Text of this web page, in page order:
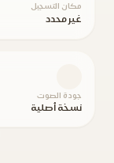
مكان التسجيل
غير محدد
جودة الصوت
نسخة أصلية